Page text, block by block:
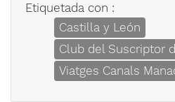
Etiquetada con :
Castilla y León
Club del Suscriptor
Viatges Canals